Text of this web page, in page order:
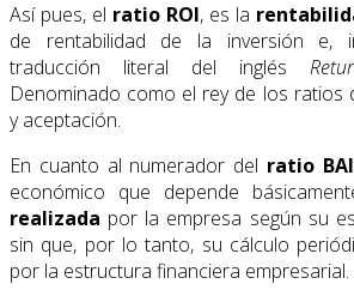
Así pues, el ratio ROI, es la
de rentabilidad de la inversión e,
traducción literal del inglés
Denominado como el rey de los ratios
y aceptación.
En cuanto al numerador del ratio
económico que depende
realizada por la empresa según su
sin que, por lo tanto, su cálculo
por la estructura financiera empresarial.